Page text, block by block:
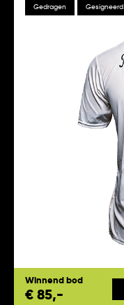
Gedragen Gesigneerd
Winnend bod
€ 85,-